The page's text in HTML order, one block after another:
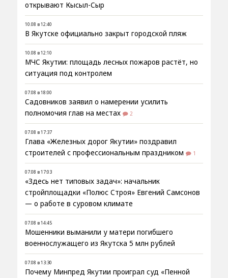
открывают Кысыл-Сыр
10.08 в 12:40
В Якутске официально закрыт городской пляж
10.08 в 12:10
МЧС Якутии: площадь лесных пожаров растёт, но
ситуация под контролем
07.08 в 18:00
Садовников заявил о намерении усилить
полномочия глав на местах
2
07.08 в 17:37
Глава «Железных дорог Якутии» поздравил
строителей с профессиональным праздником
1
07.08 в 17:03
«Здесь нет типовых задач»: начальник
стройплощадки «Полюс Строя» Евгений Самсонов
— о работе в суровом климате
07.08 в 14:45
Мошенники выманили у матери погибшего
военнослужащего из Якутска 5 млн рублей
07.08 в 13:30
Почему Минпред Якутии проиграл суд «Пенной